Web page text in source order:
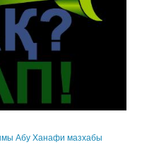
Абу Ханафи мазхабы